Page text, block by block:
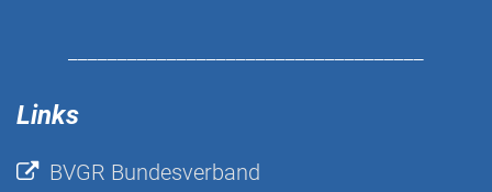
Links
BVGR Bundesverband